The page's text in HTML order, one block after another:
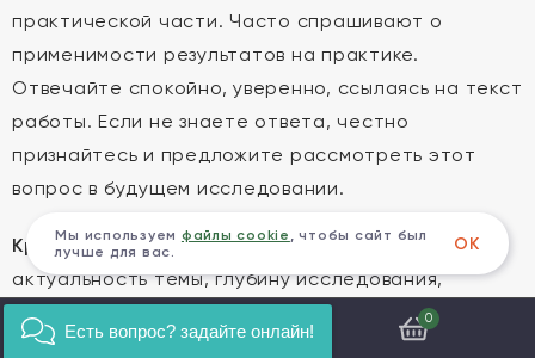
практической части. Часто спрашивают о
применимости результатов на практике.
Отвечайте спокойно, уверенно, ссылаясь на текст
работы. Если не знаете ответа, честно
признайтесь и предложите рассмотреть этот
вопрос в будущем исследовании.
Критерии оценки.Комиссия оценивает
актуальность темы, глубину исследования,
самостоятельность работы, качество
оформления, уровень владения материалом и
0
Мы используем файлы cookie , чтобы сайт был
лучше для вас.
ОК
Есть вопрос? задайте онлайн!